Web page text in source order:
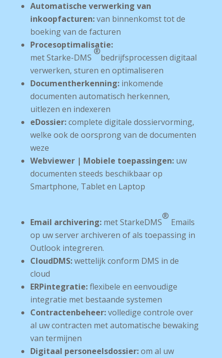
Automatische verwerking van
inkoopfacturen:van binnenkomst tot de
boeking van de facturen
Procesoptimalisatie:
met Starke­-DMS
®
bedrijfsprocessen digitaal
verwerken, sturen en optimaliseren
Documentherkenning: inkomende
documenten automatisch herkennen,
uitlezen en indexeren
e­Dossier:complete digitale dossiervorming,
welke ook de oorsprong van de documenten
weze
Webviewer | Mobiele toepassingen: uw
documenten steeds beschikbaar op
Smartphone, Tablet en Laptop
E­mail archivering: met Starke­DMS
®
E­mails
op uw server archiveren of als toepassing in
Outlook integreren.
Cloud­DMS:wettelijk conform DMS in de
cloud
ERP­integratie:flexibele en eenvoudige
integratie met bestaande systemen
Contractenbeheer:volledige controle over
al uw contracten met automatische bewaking
van termijnen
Digitaal personeelsdossier:om al uw